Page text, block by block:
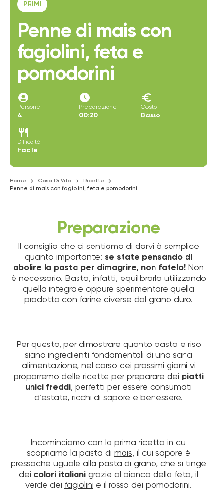
PRIMI
Penne di mais con
fagiolini, feta e
pomodorini
account_circle
Persone
4
access_time_filled
Preparazione
00:20
euro
Costo
Basso
restaurant
Difficoltà
Facile
Home Casa Di Vita
Ricette
Penne di mais con fagiolini, feta e pomodorini
Preparazione
Il consiglio che ci sentiamo di darvi è semplice
quanto importante: se state pensando di
abolire la pasta per dimagrire, non fatelo! Non
è necessario. Basta, infatti, equilibrarla utilizzando
quella integrale oppure sperimentare quella
prodotta con farine diverse dal grano duro.
Per questo, per dimostrare quanto pasta e riso
siano ingredienti fondamentali di una sana
alimentazione, nel corso dei prossimi giorni vi
proporremo delle ricette per preparare dei piatti
unici freddi, perfetti per essere consumati
d’estate, ricchi di sapore e benessere.
Incominciamo con la prima ricetta in cui
scopriamo la pasta di mais, il cui sapore è
pressoché uguale alla pasta di grano, che si tinge
dei colori italiani grazie al bianco della feta, il
verde dei fagiolini e il rosso dei pomodorini.